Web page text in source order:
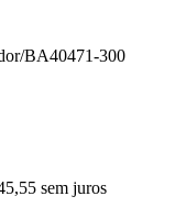
BA40471-300
sem juros